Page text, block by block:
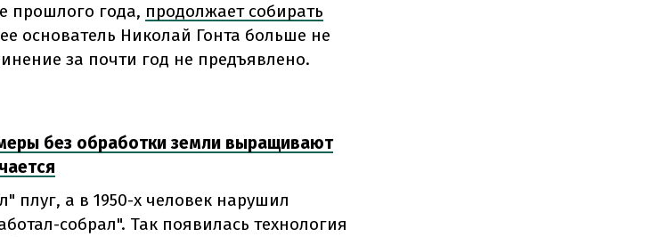
прошлого года, продолжает собирать
основатель Николай Гонта больше не
за почти год не предъявлено.
без обработки земли выращивают
плуг, а в 1950-х человек нарушил
собрал". Так появилась технология